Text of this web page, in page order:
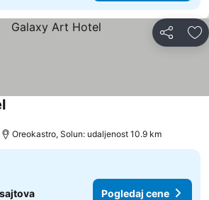
Deli
Oreokastro, Solun: udaljenost 10.9 km
Pogledaj cene